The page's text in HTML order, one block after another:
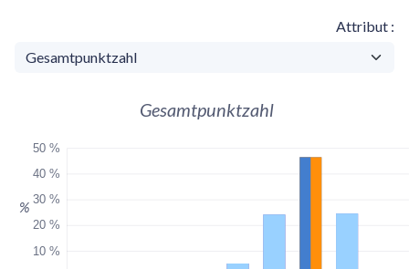
Attribut
Gesamtpunktzahl
10 %
20 %
30 %
40 %
50 %
%